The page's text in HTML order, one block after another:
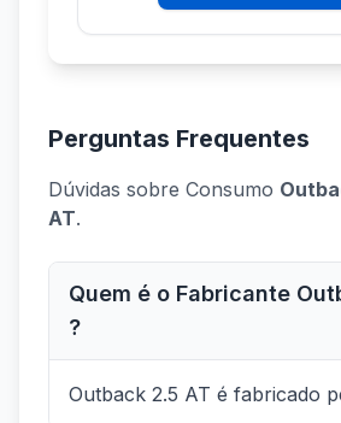
Perguntas Frequentes
Dúvidas sobre Consumo
AT.
Quem é o Fabricante
?
Outback 2.5 AT é fabricado